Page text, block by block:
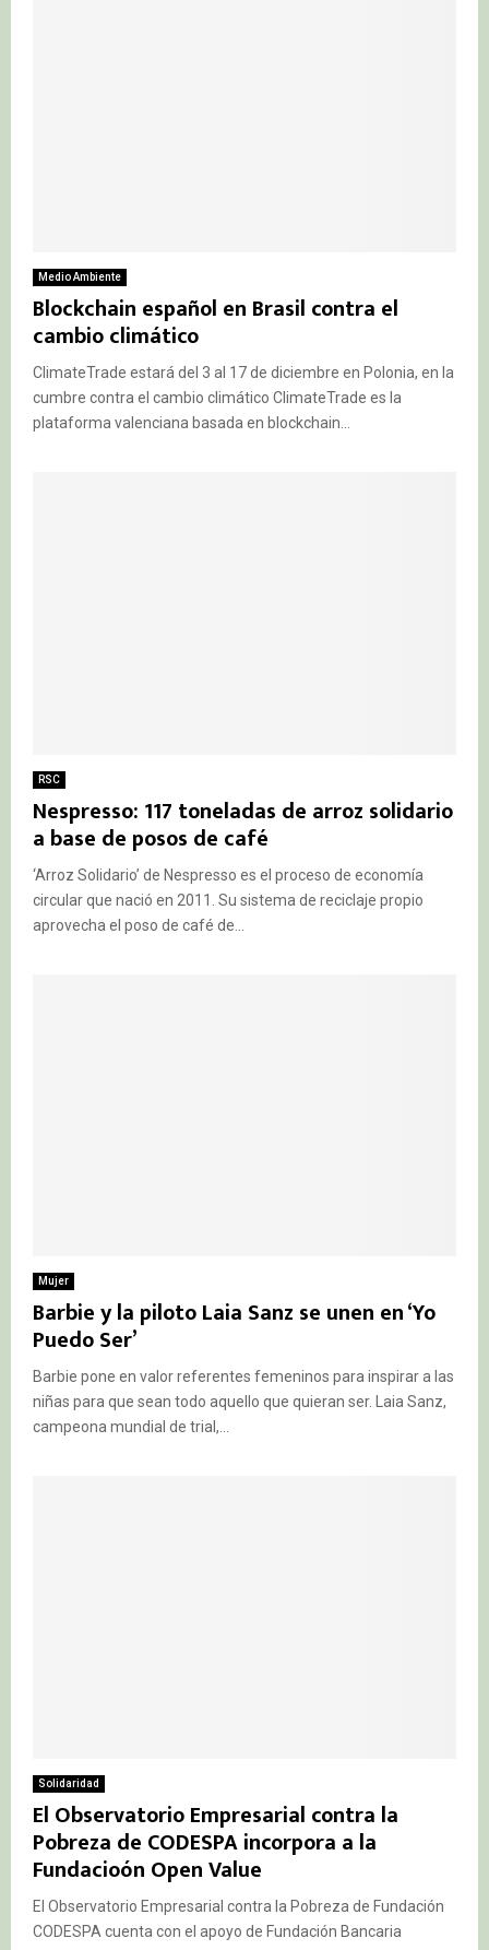
Medio Ambiente
Blockchain español en Brasil contra el
cambio climático
ClimateTrade estará del 3 al 17 de diciembre en Polonia, en la
cumbre contra el cambio climático ClimateTrade es la
plataforma valenciana basada en blockchain...
RSC
Nespresso: 117 toneladas de arroz solidario
a base de posos de café
‘Arroz Solidario’ de Nespresso es el proceso de economía
circular que nació en 2011. Su sistema de reciclaje propio
aprovecha el poso de café de...
Mujer
Barbie y la piloto Laia Sanz se unen en ‘Yo
Puedo Ser’
Barbie pone en valor referentes femeninos para inspirar a las
niñas para que sean todo aquello que quieran ser. Laia Sanz,
campeona mundial de trial,...
Solidaridad
El Observatorio Empresarial contra la
Pobreza de CODESPA incorpora a la
Fundacioón Open Value
El Observatorio Empresarial contra la Pobreza de Fundación
CODESPA cuenta con el apoyo de Fundación Bancaria